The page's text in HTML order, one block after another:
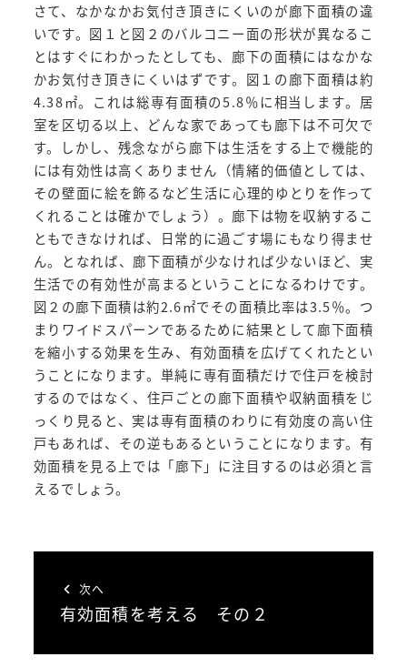
さて、なかなかお気付き頂きにくいのが廊下面積の違
いです。図１と図２のバルコニー面の形状が異なるこ
とはすぐにわかったとしても、廊下の面積にはなかな
かお気付き頂きにくいはずです。図１の廊下面積は約
4.38㎡。これは総専有面積の5.8％に相当します。居
室を区切る以上、どんな家であっても廊下は不可欠で
す。しかし、残念ながら廊下は生活をする上で機能的
には有効性は高くありません（情緒的価値としては、
その壁面に絵を飾るなど生活に心理的ゆとりを作って
くれることは確かでしょう）。廊下は物を収納するこ
ともできなければ、日常的に過ごす場にもなり得ませ
ん。となれば、廊下面積が少なければ少ないほど、実
生活での有効性が高まるということになるわけです。
図２の廊下面積は約2.6㎡でその面積比率は3.5％。つ
まりワイドスパーンであるために結果として廊下面積
を縮小する効果を生み、有効面積を広げてくれたとい
うことになります。単純に専有面積だけで住戸を検討
するのではなく、住戸ごとの廊下面積や収納面積をじ
っくり見ると、実は専有面積のわりに有効度の高い住
戸もあれば、その逆もあるということになります。有
効面積を見る上では「廊下」に注目するのは必須と言
えるでしょう。
次へ
有効面積を考える その２